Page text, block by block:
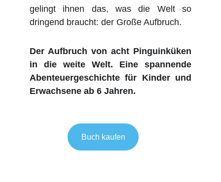
gelingt ihnen das, was die Welt so
dringend braucht: der Große Aufbruch.
Der Aufbruch von acht Pinguinküken
in die weite Welt. Eine spannende
Abenteuergeschichte für Kinder und
Erwachsene ab 6 Jahren.
Buch kaufen